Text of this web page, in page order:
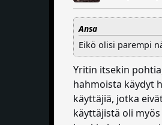
Ansa
Eikö olisi parempi
Yritin itsekin
hahmoista käydyt
käyttäjiä, jotka
käyttäjistä oli